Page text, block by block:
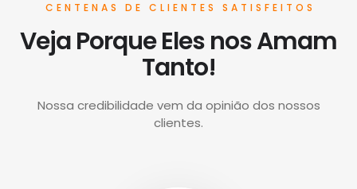
CENTENAS DE CLIENTES SATISFEITOS
Veja Porque Eles nos Amam
Tanto!
Nossa credibilidade vem da opinião dos nossos
clientes.